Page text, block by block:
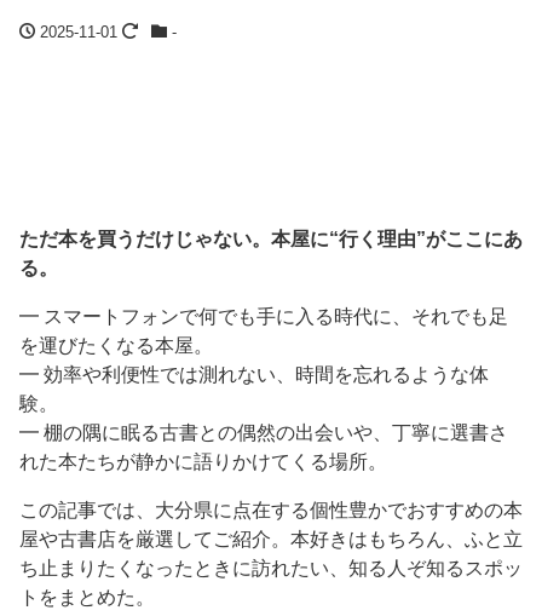
2025-11-01 -
ただ本を買うだけじゃない。本屋に“行く理由”がここにあ
る。
━ スマートフォンで何でも手に入る時代に、それでも足
を運びたくなる本屋。
━ 効率や利便性では測れない、時間を忘れるような体
験。
━ 棚の隅に眠る古書との偶然の出会いや、丁寧に選書さ
れた本たちが静かに語りかけてくる場所。
この記事では、大分県に点在する個性豊かでおすすめの本
屋や古書店を厳選してご紹介。本好きはもちろん、ふと立
ち止まりたくなったときに訪れたい、知る人ぞ知るスポッ
トをまとめた。